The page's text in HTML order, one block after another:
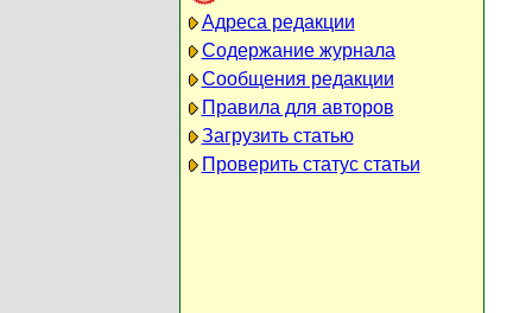
Адреса редакции
Содержание журнала
Сообщения редакции
Правила для авторов
Загрузить статью
Проверить статус статьи